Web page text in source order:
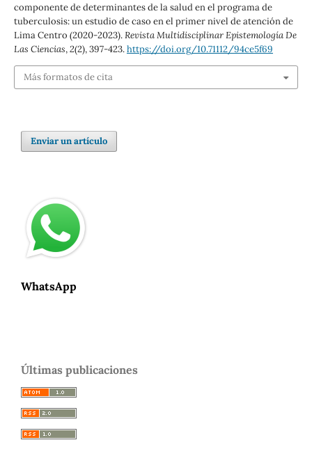
componente de determinantes de la salud en el programa de
tuberculosis: un estudio de caso en el primer nivel de atención de
Lima Centro (2020-2023).Revista Multidisciplinar Epistemología De
Las Ciencias,2(2), 397-423.https://doi.org/10.71112/94ce5f69
Más formatos de cita
Enviar un artículo
WhatsApp
Últimas publicaciones